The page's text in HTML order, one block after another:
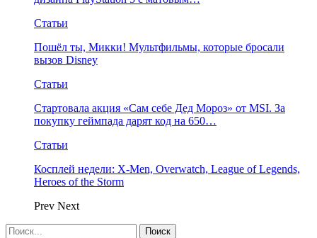
Статьи
Пошёл ты, Микки! Мультфильмы, которые бросали
вызов Disney
Статьи
Стартовала акция «Сам себе Дед Мороз» от MSI. За
покупку геймпада дарят код на 650…
Статьи
Косплей недели: X-Men, Overwatch, League of Legends,
Heroes of the Storm
Prev Next